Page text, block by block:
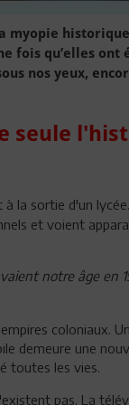
myopie
fois qu’elles
nos yeux,
seule
la sortie d'un
et voient
notre âge en
coloniaux.
demeure une
toutes les vies.
pas. La